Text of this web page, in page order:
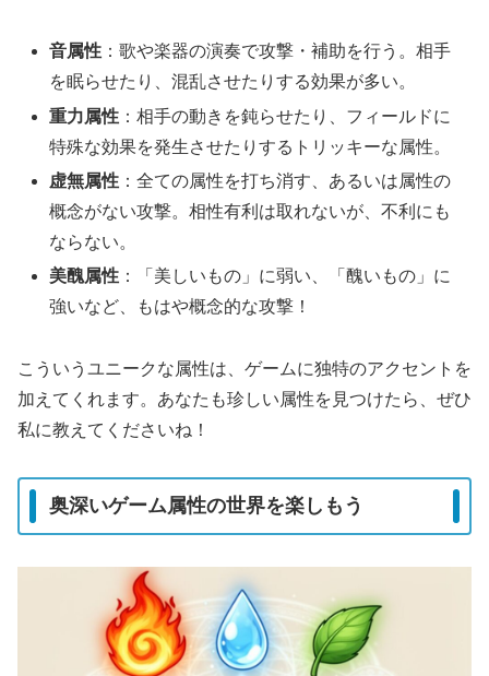
音属性 ：歌や楽器の演奏で攻撃・補助を行う。相手
を眠らせたり、混乱させたりする効果が多い。
重力属性 ：相手の動きを鈍らせたり、フィールドに
特殊な効果を発生させたりするトリッキーな属性。
虚無属性 ：全ての属性を打ち消す、あるいは属性の
概念がない攻撃。相性有利は取れないが、不利にも
ならない。
美醜属性 ：「美しいもの」に弱い、「醜いもの」に
強いなど、もはや概念的な攻撃！
こういうユニークな属性は、ゲームに独特のアクセントを
加えてくれます。あなたも珍しい属性を見つけたら、ぜひ
私に教えてくださいね！
奥深いゲーム属性の世界を楽しもう